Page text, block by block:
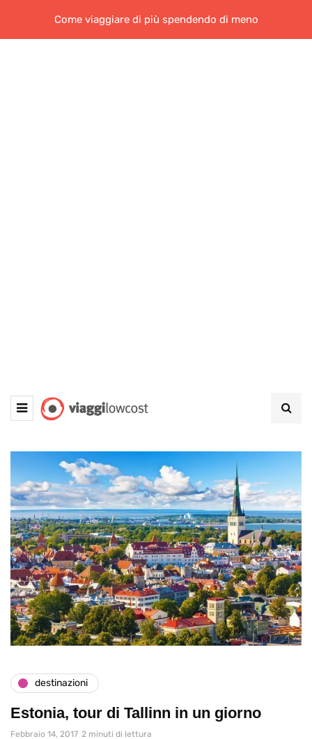
Come viaggiare di più spendendo di meno
destinazioni
Estonia, tour di Tallinn in un giorno
Febbraio 14, 2017 2 minuti di lettura